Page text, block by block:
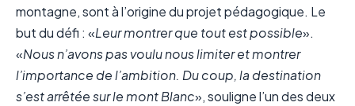
montagne, sont à l’origine du projet pédagogique. Le
but du défi : «Leur montrer que tout est possible».
«Nous n’avons pas voulu nous limiter et montrer
l’importance de l’ambition. Du coup, la destination
s’est arrêtée sur le mont Blanc», souligne l’un des deux